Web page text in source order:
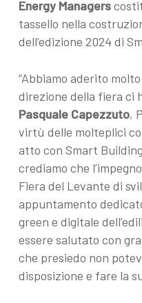
Energy Managers
tassello nella
dell’edizione 2024 di
“Abbiamo aderito
direzione della fiera ci
Pasquale Capezzuto,
virtù delle molteplici
atto con Smart
crediamo che
Fiera del Levante di
appuntamento
green e digitale
essere salutato con
che presiedo non
disposizione e fare la